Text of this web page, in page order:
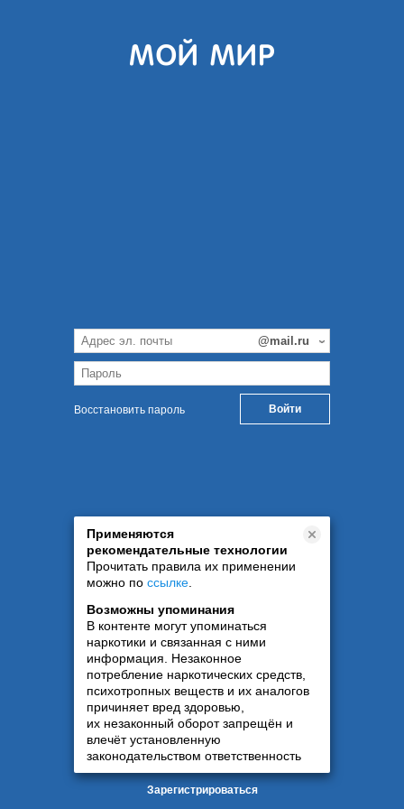
Восстановить пароль
Применяются
рекомендательные технологии
Прочитать правила их применении
можно по ссылке
Возможны упоминания
В контенте могут упоминаться
наркотики и связанная с ними
информация. Незаконное
потребление наркотических средств,
психотропных веществ и их аналогов
причиняет вред здоровью,
их незаконный оборот запрещён и
влечёт установленную
законодательством ответственность
Зарегистрироваться